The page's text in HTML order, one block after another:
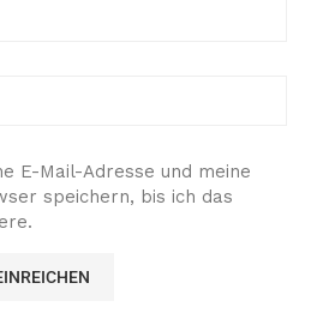
E-Mail-Adresse und meine
speichern, bis ich das